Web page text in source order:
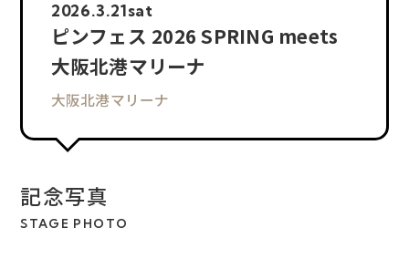
2026.3.21sat
ピンフェス 2026 SPRING meets
大阪北港マリーナ
大阪北港マリーナ
記念写真
STAGE PHOTO